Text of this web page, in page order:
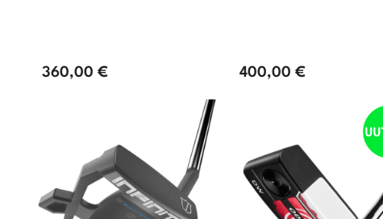
360,00 € 400,00 €